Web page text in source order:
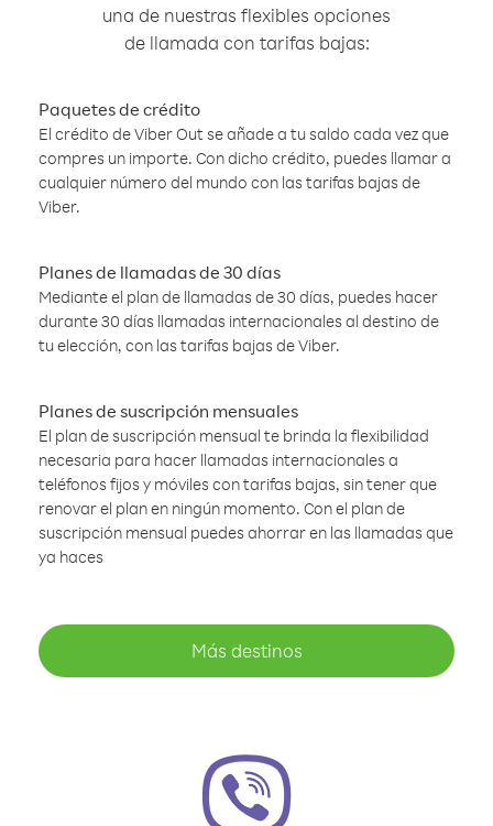
una de nuestras flexibles opciones
de llamada con tarifas bajas:
Paquetes de crédito
El crédito de Viber Out se añade a tu saldo cada vez que
compres un importe. Con dicho crédito, puedes llamar a
cualquier número del mundo con las tarifas bajas de
Viber.
Planes de llamadas de 30 días
Mediante el plan de llamadas de 30 días, puedes hacer
durante 30 días llamadas internacionales al destino de
tu elección, con las tarifas bajas de Viber.
Planes de suscripción mensuales
El plan de suscripción mensual te brinda la flexibilidad
necesaria para hacer llamadas internacionales a
teléfonos fijos y móviles con tarifas bajas, sin tener que
renovar el plan en ningún momento. Con el plan de
suscripción mensual puedes ahorrar en las llamadas que
ya haces
Más destinos